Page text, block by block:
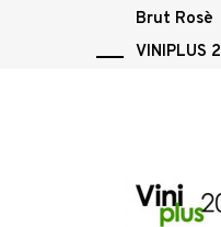
Brut Rosè
VINIPLUS